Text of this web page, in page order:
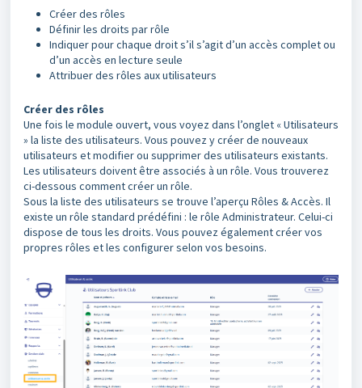
Créer des rôles
Définir les droits par rôle
Indiquer pour chaque droit s’il s’agit d’un accès complet ou
d’un accès en lecture seule
Attribuer des rôles aux utilisateurs
Créer des rôles
Une fois le module ouvert, vous voyez dans l’onglet « Utilisateurs
» la liste des utilisateurs. Vous pouvez y créer de nouveaux
utilisateurs et modifier ou supprimer des utilisateurs existants.
Les utilisateurs doivent être associés à un rôle. Vous trouverez
ci-dessous comment créer un rôle.
Sous la liste des utilisateurs se trouve l’aperçu Rôles & Accès. Il
existe un rôle standard prédéfini : le rôle Administrateur. Celui-ci
dispose de tous les droits. Vous pouvez également créer vos
propres rôles et les configurer selon vos besoins.